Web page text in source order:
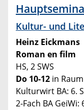
Kultur- und
Heinz Eickmans
Roman en film
HS, 2 SWS
Do 10-12 in Raum
Kulturwirt BA: 6.
2-Fach BA GeiWi: